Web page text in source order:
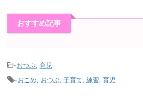
おすすめ記事
-おつぶ 育児
-おこめ おつぶ 子育て 練習 育児